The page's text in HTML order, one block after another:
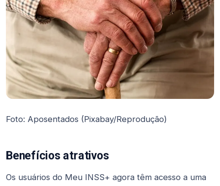
Foto: Aposentados (Pixabay/Reprodução)
Benefícios atrativos
Os usuários do Meu INSS+ agora têm acesso a uma